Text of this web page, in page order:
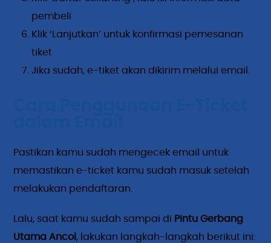
pembeli
Klik ‘Lanjutkan’ untuk konfirmasi pemesanan
tiket
Jika sudah, e-tiket akan dikirim melalui email.
Pastikan kamu sudah mengecek email untuk
memastikan e-ticket kamu sudah masuk setelah
melakukan pendaftaran.
Lalu, saat kamu sudah sampai di Pintu Gerbang
Utama Ancol, lakukan langkah-langkah berikut ini: